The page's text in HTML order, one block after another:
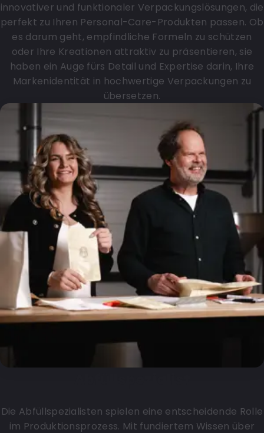
innovativer und funktionaler Verpackungslösungen, die
perfekt zu Ihren Personal-Care-Produkten passen. Ob
es darum geht, empfindliche Formeln zu schützen
oder Ihre Kreationen attraktiv zu präsentieren, sie
haben ein Auge fürs Detail und Expertise darin, Ihre
Markenidentität in hochwertige Verpackungen zu
übersetzen.
Die Abfüllspezialisten spielen eine entscheidende Rolle
im Produktionsprozess. Mit fundiertem Wissen über